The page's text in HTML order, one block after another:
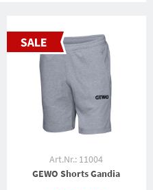
Art.Nr.: 11004
GEWO Shorts Gandia